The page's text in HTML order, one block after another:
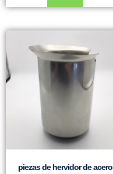
piezas de hervidor de acero